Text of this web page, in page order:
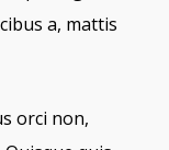
a, mattis
orci non,